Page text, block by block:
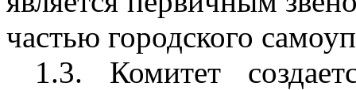
частью городского
1.3. Комитет